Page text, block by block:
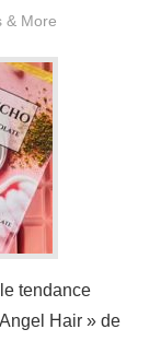
& More
tendance
Hair » de